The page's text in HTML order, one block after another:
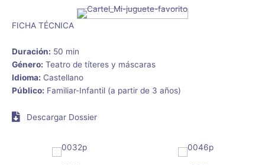
FICHA TÉCNICA
Duración: 50 min
Género: Teatro de títeres y máscaras
Idioma: Castellano
Público: Familiar-Infantil (a partir de 3 años)
Descargar Dossier